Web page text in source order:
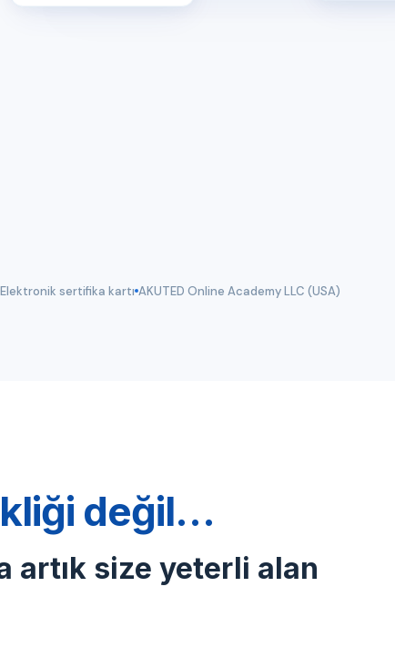
Elektronik sertifika kartı AKUTED Online Academy LLC (USA)
değil…
artık size yeterli alan